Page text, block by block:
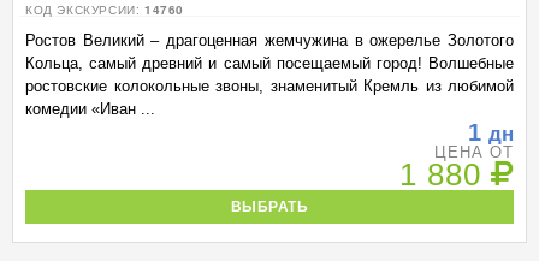
КОД ЭКСКУРСИИ: 14760
Ростов Великий – драгоценная жемчужина в ожерелье Золотого
Кольца, самый древний и самый посещаемый город! Волшебные
ростовские колокольные звоны, знаменитый Кремль из любимой
комедии «Иван ...
1 дн
ЦЕНА ОТ
1 880
ВЫБРАТЬ